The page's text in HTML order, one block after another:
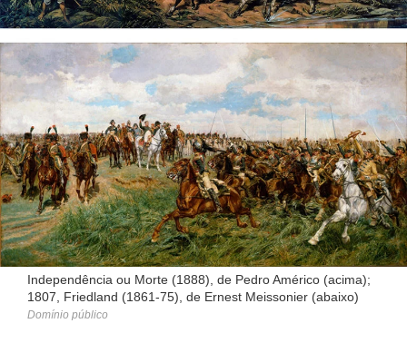
Independência ou Morte (1888), de Pedro Américo (acima);
1807, Friedland (1861-75), de Ernest Meissonier (abaixo)
Domínio público